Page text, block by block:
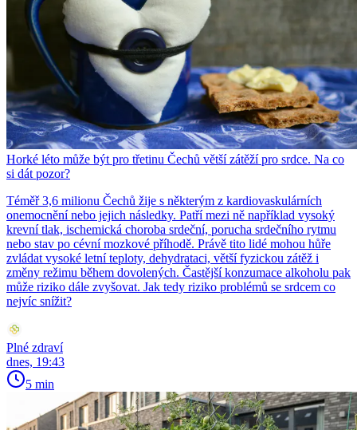
Horké léto může být pro třetinu Čechů větší zátěží pro srdce. Na co
si dát pozor?
Téměř 3,6 milionu Čechů žije s některým z kardiovaskulárních
onemocnění nebo jejich následky. Patří mezi ně například vysoký
krevní tlak, ischemická choroba srdeční, porucha srdečního rytmu
nebo stav po cévní mozkové příhodě. Právě tito lidé mohou hůře
zvládat vysoké letní teploty, dehydrataci, větší fyzickou zátěž i
změny režimu během dovolených. Častější konzumace alkoholu pak
může riziko dále zvyšovat. Jak tedy riziko problémů se srdcem co
nejvíc snížit?
Plné zdraví
dnes, 19:43
5 min